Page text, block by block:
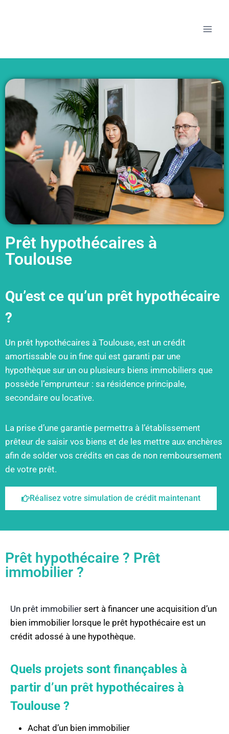
Prêt hypothécaires à
Toulouse
Qu’est ce qu’un prêt hypothécaire
?
Un prêt hypothécaires à Toulouse, est un crédit
amortissable ou in fine qui est garanti par une
hypothèque sur un ou plusieurs biens immobiliers que
possède l’emprunteur : sa résidence principale,
secondaire ou locative.
La prise d’une garantie permettra à l’établissement
prêteur de saisir vos biens et de les mettre aux enchères
afin de solder vos crédits en cas de non remboursement
de votre prêt.
Réalisez votre simulation de crédit maintenant
Prêt hypothécaire ? Prêt
immobilier ?
Un prêt immobilier sert à financer une acquisition d’un
bien immobilier lorsque le prêt hypothécaire est un
crédit adossé à une hypothèque.
Quels projets sont finançables à
partir d’un prêt hypothécaires à
Toulouse ?
Achat d’un bien immobilier